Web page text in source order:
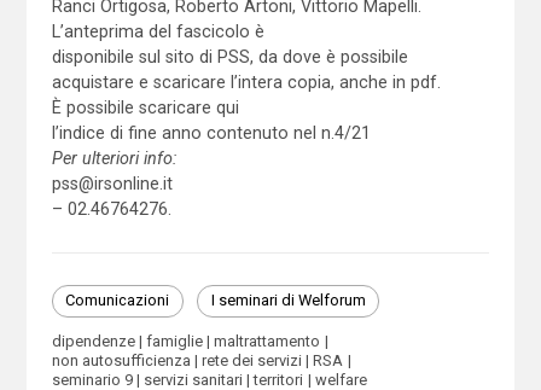
Ranci Ortigosa, Roberto Artoni, Vittorio Mapelli.
L’anteprima del fascicolo è
disponibile sul sito di PSS, da dove è possibile
acquistare e scaricare l’intera copia, anche in pdf.
È possibile scaricare qui
l’indice di fine anno contenuto nel n.4/21
Per ulteriori info:
pss@irsonline.it
– 02.46764276.
Comunicazioni I seminari di Welforum
dipendenze famiglie
maltrattamento
non autosufficienza
rete dei servizi
RSA
seminario 9
servizi sanitari territori welfare